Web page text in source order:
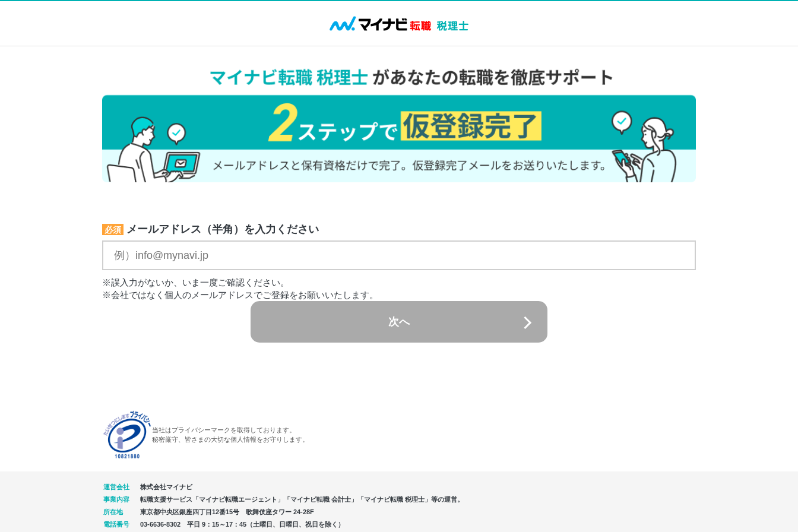
必須 メールアドレス（半角）を入力ください
※誤入力がないか、いま一度ご確認ください。
※会社ではなく個人のメールアドレスでご登録をお願いいたします。
次へ
当社はプライバシーマークを取得しております。
秘密厳守、皆さまの大切な個人情報をお守りします。
運営会社
株式会社マイナビ
事業内容
転職支援サービス「マイナビ転職エージェント」「マイナビ転職 会計士」「マイナビ転職 税理士」等の運営。
所在地
東京都中央区銀座四丁目12番15号 歌舞伎座タワー 24-28F
電話番号
03-6636-8302 平日 9：15～17：45（土曜日、日曜日、祝日を除く）